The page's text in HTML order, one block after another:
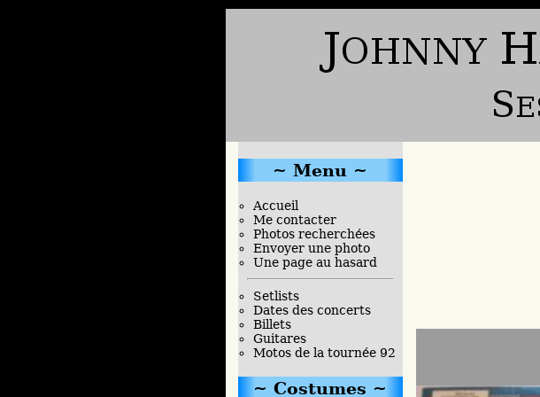
Menu
Accueil
Me contacter
Photos recherchées
Envoyer une photo
Une page au hasard
Setlists
Dates des concerts
Billets
Guitares
Motos de la tournée 92
Costumes